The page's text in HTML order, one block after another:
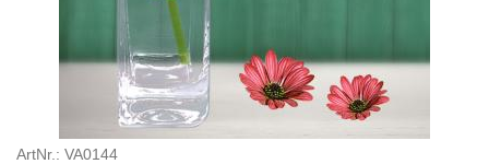
ArtNr.: VA0144